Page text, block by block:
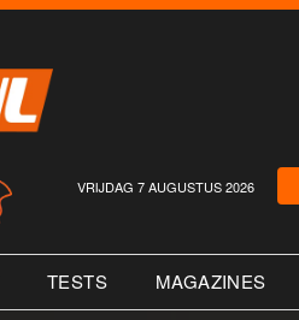
VRIJDAG 7 AUGUSTUS 2026
TESTS MAGAZINES